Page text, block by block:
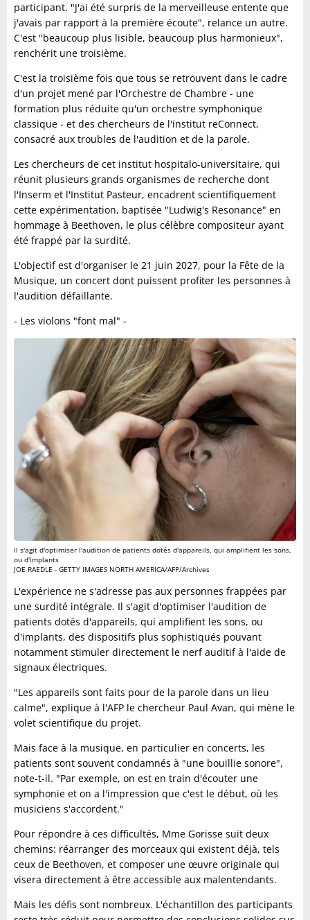
participant. "J'ai été surpris de la merveilleuse entente que
j'avais par rapport à la première écoute", relance un autre.
C'est "beaucoup plus lisible, beaucoup plus harmonieux",
renchérit une troisième.
C'est la troisième fois que tous se retrouvent dans le cadre
d'un projet mené par l'Orchestre de Chambre - une
formation plus réduite qu'un orchestre symphonique
classique - et des chercheurs de l'institut reConnect,
consacré aux troubles de l'audition et de la parole.
Les chercheurs de cet institut hospitalo-universitaire, qui
réunit plusieurs grands organismes de recherche dont
l'Inserm et l'Institut Pasteur, encadrent scientifiquement
cette expérimentation, baptisée "Ludwig's Resonance" en
hommage à Beethoven, le plus célèbre compositeur ayant
été frappé par la surdité.
L'objectif est d'organiser le 21 juin 2027, pour la Fête de la
Musique, un concert dont puissent profiter les personnes à
l'audition défaillante.
- Les violons "font mal" -
Il s'agit d'optimiser l'audition de patients dotés d'appareils, qui amplifient les sons,
ou d'implants
JOE RAEDLE - GETTY IMAGES NORTH AMERICA/AFP/Archives
L'expérience ne s'adresse pas aux personnes frappées par
une surdité intégrale. Il s'agit d'optimiser l'audition de
patients dotés d'appareils, qui amplifient les sons, ou
d'implants, des dispositifs plus sophistiqués pouvant
notamment stimuler directement le nerf auditif à l'aide de
signaux électriques.
"Les appareils sont faits pour de la parole dans un lieu
calme", explique à l'AFP le chercheur Paul Avan, qui mène le
volet scientifique du projet.
Mais face à la musique, en particulier en concerts, les
patients sont souvent condamnés à "une bouillie sonore",
note-t-il. "Par exemple, on est en train d'écouter une
symphonie et on a l'impression que c'est le début, où les
musiciens s'accordent."
Pour répondre à ces difficultés, Mme Gorisse suit deux
chemins: réarranger des morceaux qui existent déjà, tels
ceux de Beethoven, et composer une œuvre originale qui
visera directement à être accessible aux malentendants.
Mais les défis sont nombreux. L'échantillon des participants